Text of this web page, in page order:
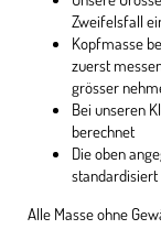
Zweifelsfall
Kopfmasse
zuerst
grösser
Bei unseren
berechnet
Die oben
standardisiert
Alle Masse ohne